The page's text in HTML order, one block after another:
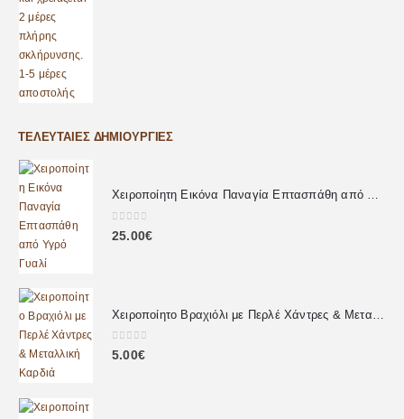
ΤΕΛΕΥΤΑΊΕΣ ΔΗΜΙΟΥΡΓΊΕΣ
Χειροποίητη Εικόνα Παναγία Επτασπάθη από Υγρό Γυαλί
0out of 5
25.00€
0 out of 5
5.00€